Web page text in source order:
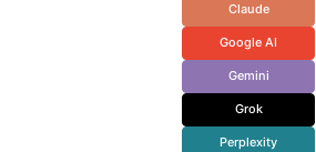
Claude
Google AI
Gemini
Grok
Perplexity